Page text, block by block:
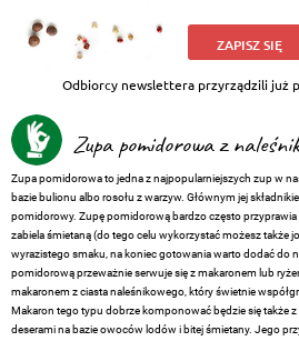
ZAPISZ SIĘ
Odbiorcy newslettera przyrządzili już
Zupa pomidorowa z
Zupa pomidorowa to jedna z najpopularniejszych zup w
bazie bulionu albo rosołu z warzyw. Głównym jej
pomidorowy. Zupę pomidorową bardzo często przyprawia
zabiela śmietaną (do tego celu wykorzystać możesz także
wyrazistego smaku, na koniec gotowania warto dodać do
pomidorową przeważnie serwuje się z makaronem lub
makaronem z ciasta naleśnikowego, który świetnie
Makaron tego typu dobrze komponować będzie się także
deserami na bazie owoców lodów i bitej śmietany. Jego